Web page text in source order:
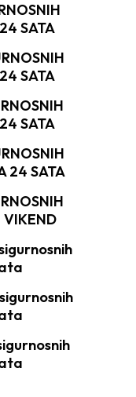
SATA
SATA
SATA
24 SATA
VIKEND